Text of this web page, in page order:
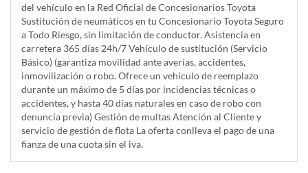
del vehículo en la Red Oficial de Concesionarios Toyota
Sustitución de neumáticos en tu Concesionario Toyota Seguro
a Todo Riesgo, sin limitación de conductor. Asistencia en
carretera 365 días 24h/7 Vehículo de sustitución (Servicio
Básico) (garantiza movilidad ante averías, accidentes,
inmovilización o robo. Ofrece un vehículo de reemplazo
durante un máximo de 5 días por incidencias técnicas o
accidentes, y hasta 40 días naturales en caso de robo con
denuncia previa) Gestión de multas Atención al Cliente y
servicio de gestión de flota La oferta conlleva el pago de una
fianza de una cuota sin el iva.